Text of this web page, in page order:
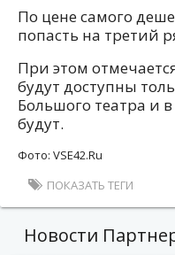
По цене самого
попасть на третий
При этом
будут доступны
Большого театра и
будут.
Фото: VSE42.Ru
ПОКАЗАТЬ ТЕГИ
Новости